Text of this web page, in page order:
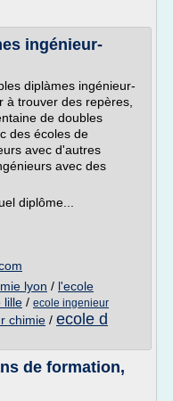
ingénieur-
diplàmes ingénieur-
à trouver des repères,
de doubles
des écoles de
avec d'autres
avec des
diplôme...
lyon / l'ecole
lille / ecole ingenieur
chimie / ecole d
de formation,